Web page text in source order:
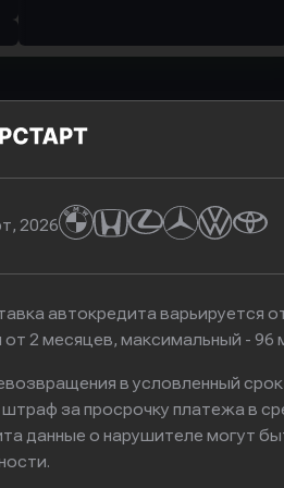
2026
автокредита варьируется
от 2 месяцев, максимальный -
в условленный
штраф за просрочку платежа в
данные о нарушителе могут